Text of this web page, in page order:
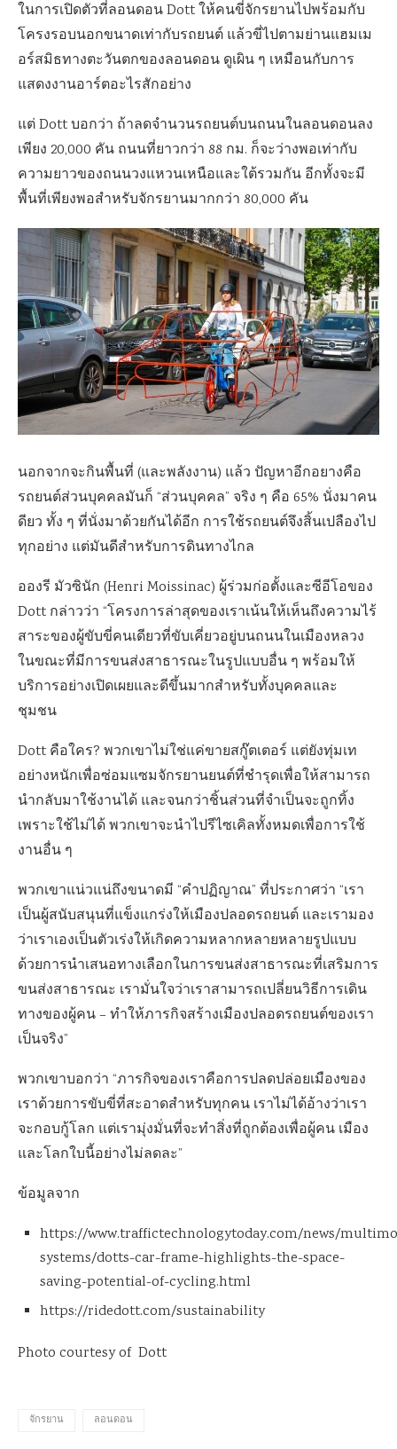
ในการเปิดตัวที่ลอนดอน Dott ให้คนขี่จักรยานไปพร้อมกับ
โครงรอบนอกขนาดเท่ากับรถยนต์ แล้วขี่ไปตามย่านแฮมเม
อร์สมิธทางตะวันตกของลอนดอน ดูเผิน ๆ เหมือนกับการ
แสดงงานอาร์ตอะไรสักอย่าง
แต่ Dott บอกว่า ถ้าลดจำนวนรถยนต์บนถนนในลอนดอนลง
เพียง 20,000 คัน ถนนที่ยาวกว่า 88 กม. ก็จะว่างพอเท่ากับ
ความยาวของถนนวงแหวนเหนือและใต้รวมกัน อีกทั้งจะมี
พื้นที่เพียงพอสำหรับจักรยานมากกว่า 80,000 คัน
นอกจากจะกินพื้นที่ (และพลังงาน) แล้ว ปัญหาอีกอยางคือ
รถยนต์ส่วนบุคคลมันก็ “ส่วนบุคคล” จริง ๆ คือ 65% นั่งมาคน
ดียว ทั้ง ๆ ที่นั่งมาด้วยกันได้อีก การใช้รถยนต์จึงสิ้นเปลืองไป
ทุกอย่าง แต่มันดีสำหรับการดินทางไกล
อองรี มัวซินัก (Henri Moissinac) ผู้ร่วมก่อตั้งและซีอีโอของ
Dott กล่าวว่า “โครงการล่าสุดของเราเน้นให้เห็นถึงความไร้
สาระของผู้ขับขี่คนเดียวที่ขับเคี่ยวอยู่บนถนนในเมืองหลวง
ในขณะที่มีการขนส่งสาธารณะในรูปแบบอื่น ๆ พร้อมให้
บริการอย่างเปิดเผยและดีขึ้นมากสำหรับทั้งบุคคลและ
ชุมชน
Dott คือใคร? พวกเขาไม่ใช่แค่ขายสกู๊ตเตอร์ แต่ยังทุ่มเท
อย่างหนักเพื่อซ่อมแซมจักรยานยนต์ที่ชำรุดเพื่อให้สามารถ
นำกลับมาใช้งานได้ และจนกว่าชิ้นส่วนที่จำเป็นจะถูกทิ้ง
เพราะใช้ไม่ได้ พวกเขาจะนำไปรีไซเคิลทั้งหมดเพื่อการใช้
งานอื่น ๆ
พวกเขาแน่วแน่ถึงขนาดมี “คำปฏิญาณ” ที่ประกาศว่า “เรา
เป็นผู้สนับสนุนที่แข็งแกร่งให้เมืองปลอดรถยนต์ และเรามอง
ว่าเราเองเป็นตัวเร่งให้เกิดความหลากหลายหลายรูปแบบ
ด้วยการนำเสนอทางเลือกในการขนส่งสาธารณะที่เสริมการ
ขนส่งสาธารณะ เรามั่นใจว่าเราสามารถเปลี่ยนวิธีการเดิน
ทางของผู้คน – ทำให้ภารกิจสร้างเมืองปลอดรถยนต์ของเรา
เป็นจริง”
พวกเขาบอกว่า “ภารกิจของเราคือการปลดปล่อยเมืองของ
เราด้วยการขับขี่ที่สะอาดสำหรับทุกคน เราไม่ได้อ้างว่าเรา
จะกอบกู้โลก แต่เรามุ่งมั่นที่จะทำสิ่งที่ถูกต้องเพื่อผู้คน เมือง
และโลกใบนี้อย่างไม่ลดละ”
ข้อมูลจาก
https://www.traffictechnologytoday.com/news/
systems/dotts-car-frame-highlights-the-space-
saving-potential-of-cycling.html
https://ridedott.com/sustainability
Photo courtesy of Dott
จักรยาน ลอนดอน